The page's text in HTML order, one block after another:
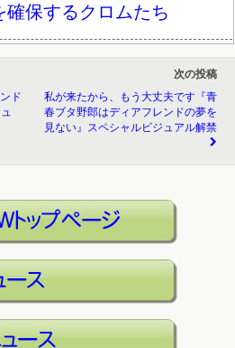
確保するクロムたち
ド
次の投稿
私が来たから、もう大丈夫です『青
春ブタ野郎はディアフレンドの夢を
見ない』スペシャルビジュアル解禁